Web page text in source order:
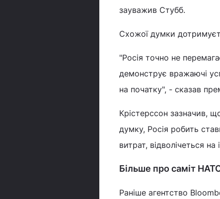
зауважив Стубб.
Схожої думки
"Росія точно не
демонструє вражаючі
на початку", - сказав
Крістерссон зазначив,
думку, Росія робить
витрат, відволічеться
Більше про саміт
Раніше агентство